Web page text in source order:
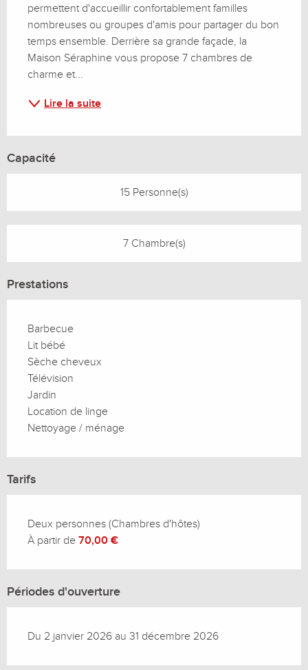
permettent d'accueillir confortablement familles
nombreuses ou groupes d'amis pour partager du bon
temps ensemble. Derrière sa grande façade, la
Maison Séraphine vous propose 7 chambres de
charme et...
Lire la suite
Capacité
15 Personne(s)
7 Chambre(s)
Prestations
Barbecue
Lit bébé
Sèche cheveux
Télévision
Jardin
Location de linge
Nettoyage / ménage
Tarifs
Deux personnes (Chambres d'hôtes)
À partir de 70,00 €
Périodes d'ouverture
Du 2 janvier 2026 au 31 décembre 2026